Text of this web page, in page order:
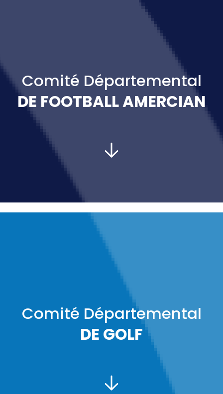
Comité Départemental
DE FOOTBALL AMERCIAN
Comité Départemental
DE GOLF